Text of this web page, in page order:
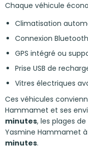
Chaque véhicule
Climatisation
Connexion
GPS intégré ou
Prise USB de
Vitres électriques
Ces véhicules
Hammamet et ses
minutes, les plages
Yasmine Hammamet à
minutes.